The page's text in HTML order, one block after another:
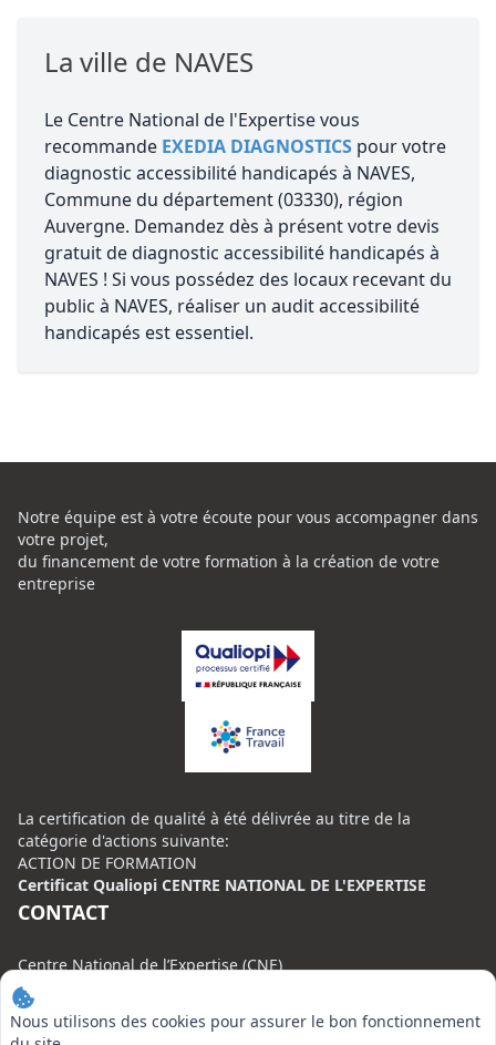
La ville de NAVES
Le Centre National de l'Expertise vous
recommande EXEDIA DIAGNOSTICS pour votre
diagnostic accessibilité handicapés à NAVES,
Commune du département (03330), région
Auvergne. Demandez dès à présent votre devis
gratuit de diagnostic accessibilité handicapés à
NAVES ! Si vous possédez des locaux recevant du
public à NAVES, réaliser un audit accessibilité
handicapés est essentiel.
Nous utilisons des cookies pour assurer le bon fonctionnement
Notre équipe est à votre écoute pour vous accompagner dans
votre projet,
du financement de votre formation à la création de votre
entreprise
La certification de qualité à été délivrée au titre de la
catégorie d'actions suivante:
ACTION DE FORMATION
Certificat Qualiopi CENTRE NATIONAL DE L'EXPERTISE
CONTACT
Centre National de l’Expertise (CNE)
20 rue Henri Regnault, 75008 Paris
N°VERT : 0800 00 80 89